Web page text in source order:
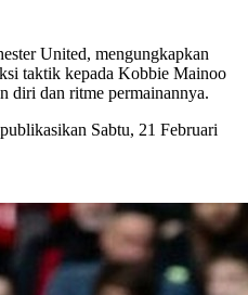
United, mengungkapkan
taktik kepada Kobbie Mainoo
diri dan ritme permainannya.
Sabtu, 21 Februari